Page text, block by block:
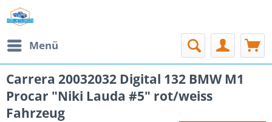
Menü
Carrera 20032032 Digital 132 BMW M1
Procar "Niki Lauda #5" rot/weiss
Fahrzeug